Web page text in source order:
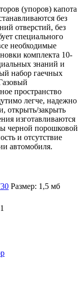
(упоров) капота
без
отверстий, без
специального
необходимые
комплекта 10-
знаний и
набор гаечных
пространство
легче, надежно
открыть/закрыть
изготавливаются
черной порошковой
и отсутствие
автомобиля.
Размер: 1,5 мб